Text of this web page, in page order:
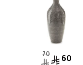
60
70